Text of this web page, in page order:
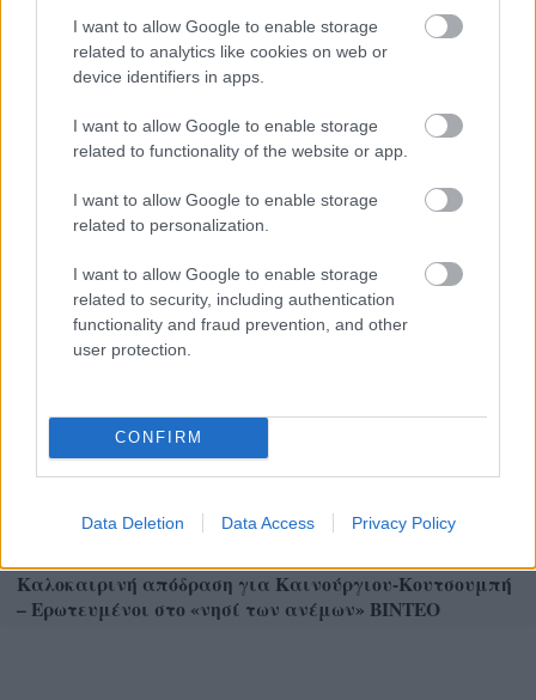
I want to allow Google to enable storage
related to analytics like cookies on web or
device identifiers in apps.
I want to allow Google to enable storage
related to functionality of the website or app.
I want to allow Google to enable storage
related to personalization.
I want to allow Google to enable storage
related to security, including authentication
functionality and fraud prevention, and other
user protection.
CONFIRM
Data Deletion Data Access Privacy Policy
Απεριόριστο ChatGPT δωρεάν: Η OpenAI καταργεί τα
όρια στις συνομιλίες
Καλοκαιρινή απόδραση για Καινούργιου-Κουτσουμπή
– Ερωτευμένοι στο «νησί των ανέμων» ΒΙΝΤΕΟ